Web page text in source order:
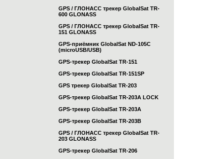
GPS / ГЛОНАСС трекер GlobalSat TR-
600 GLONASS
GPS / ГЛОНАСС трекер GlobalSat TR-
151 GLONASS
GPS-приёмник GlobalSat ND-105C
(microUSB/USB)
GPS-трекер GlobalSat TR-151
GPS-трекер GlobalSat TR-151SP
GPS трекер GlobalSat TR-203
GPS-трекер GlobalSat TR-203А LOCK
GPS-трекер GlobalSat TR-203А
GPS-трекер GlobalSat TR-203B
GPS / ГЛОНАСС трекер GlobalSat TR-
203 GLONASS
GPS-трекер GlobalSat TR-206